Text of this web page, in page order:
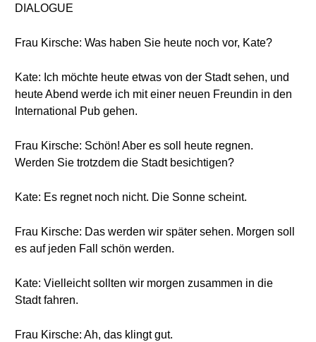
DIALOGUE
Frau Kirsche: Was haben Sie heute noch vor, Kate?
Kate: Ich möchte heute etwas von der Stadt sehen, und
heute Abend werde ich mit einer neuen Freundin in den
International Pub gehen.
Frau Kirsche: Schön! Aber es soll heute regnen.
Werden Sie trotzdem die Stadt besichtigen?
Kate: Es regnet noch nicht. Die Sonne scheint.
Frau Kirsche: Das werden wir später sehen. Morgen soll
es auf jeden Fall schön werden.
Kate: Vielleicht sollten wir morgen zusammen in die
Stadt fahren.
Frau Kirsche: Ah, das klingt gut.